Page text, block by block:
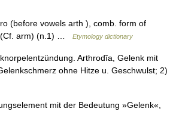
(before vowels arth ), comb. form of
(Cf. arm) (n.1) …
Etymology dictionary
Arthrodĭa, Gelenk mit
ohne Hitze u. Geschwulst; 2)
mit der Bedeutung »Gelenk«,